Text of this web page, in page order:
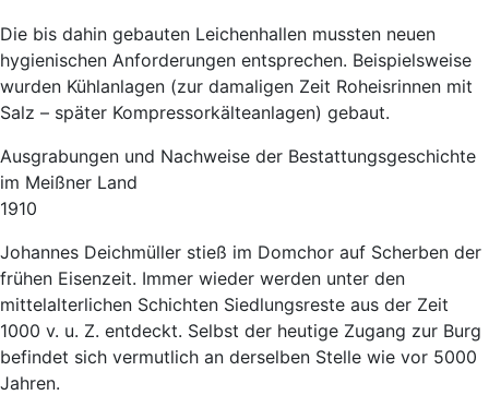
Die bis dahin gebauten Leichenhallen mussten neuen
hygienischen Anforderungen entsprechen. Beispielsweise
wurden Kühlanlagen (zur damaligen Zeit Roheisrinnen mit
Salz – später Kompressorkälteanlagen) gebaut.
Ausgrabungen und Nachweise der Bestattungsgeschichte
im Meißner Land
1910
Johannes Deichmüller stieß im Domchor auf Scherben der
frühen Eisenzeit. Immer wieder werden unter den
mittelalterlichen Schichten Siedlungsreste aus der Zeit
1000 v. u. Z. entdeckt. Selbst der heutige Zugang zur Burg
befindet sich vermutlich an derselben Stelle wie vor 5000
Jahren.